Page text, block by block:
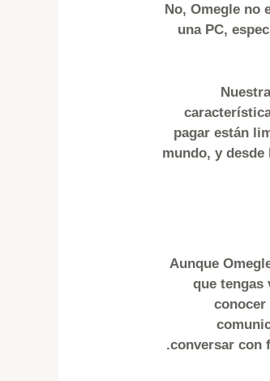
No, Omegle no
una PC,
pagar están
mundo, y desde
Aunque
que tengas
conocer
conversar con